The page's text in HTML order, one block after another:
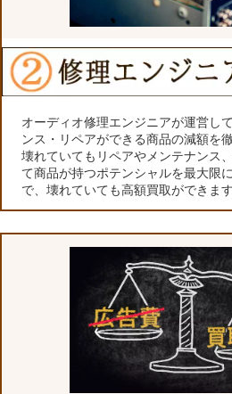
オーディオ修理エンジニアが運営し
ンス・リペアができる商品の減額を
壊れていてもリペアやメンテナンス
て商品が持つポテンシャルを最大限
で、壊れていても高額買取ができます